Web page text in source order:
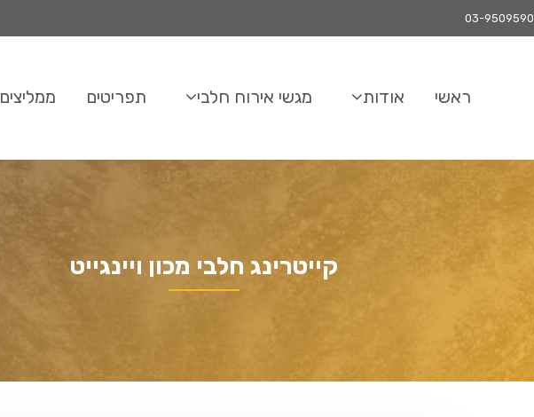
03-9509590
ראשי אודות מגשי אירוח חלבי תפריטים ממליצים
קייטרינג חלבי מכון ויינגייט